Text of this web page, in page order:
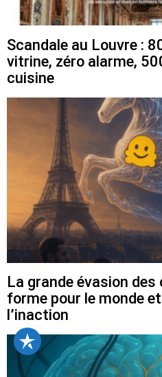
Scandale au Louvre :
vitrine, zéro alarme,
cuisine
La grande évasion
forme pour le monde
l’inaction